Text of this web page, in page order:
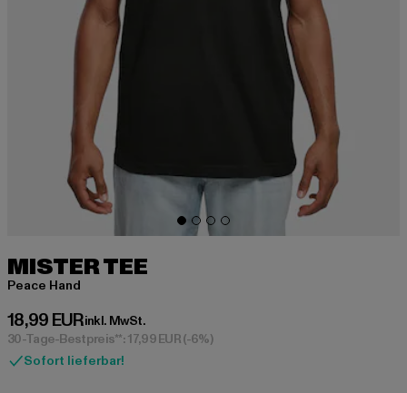
MISTER TEE
Peace Hand
18,99 EUR
Derzeitiger Preis: 18,99 EUR
inkl. MwSt.
30-Tage-Bestpreis**: 17,99 EUR(-6%)
Sofort lieferbar!